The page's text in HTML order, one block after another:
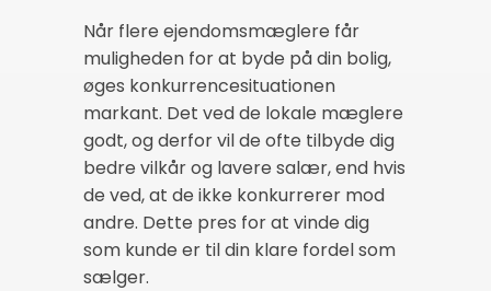
Når flere ejendomsmæglere får
muligheden for at byde på din bolig,
øges konkurrencesituationen
markant. Det ved de lokale mæglere
godt, og derfor vil de ofte tilbyde dig
bedre vilkår og lavere salær, end hvis
de ved, at de ikke konkurrerer mod
andre. Dette pres for at vinde dig
som kunde er til din klare fordel som
sælger.